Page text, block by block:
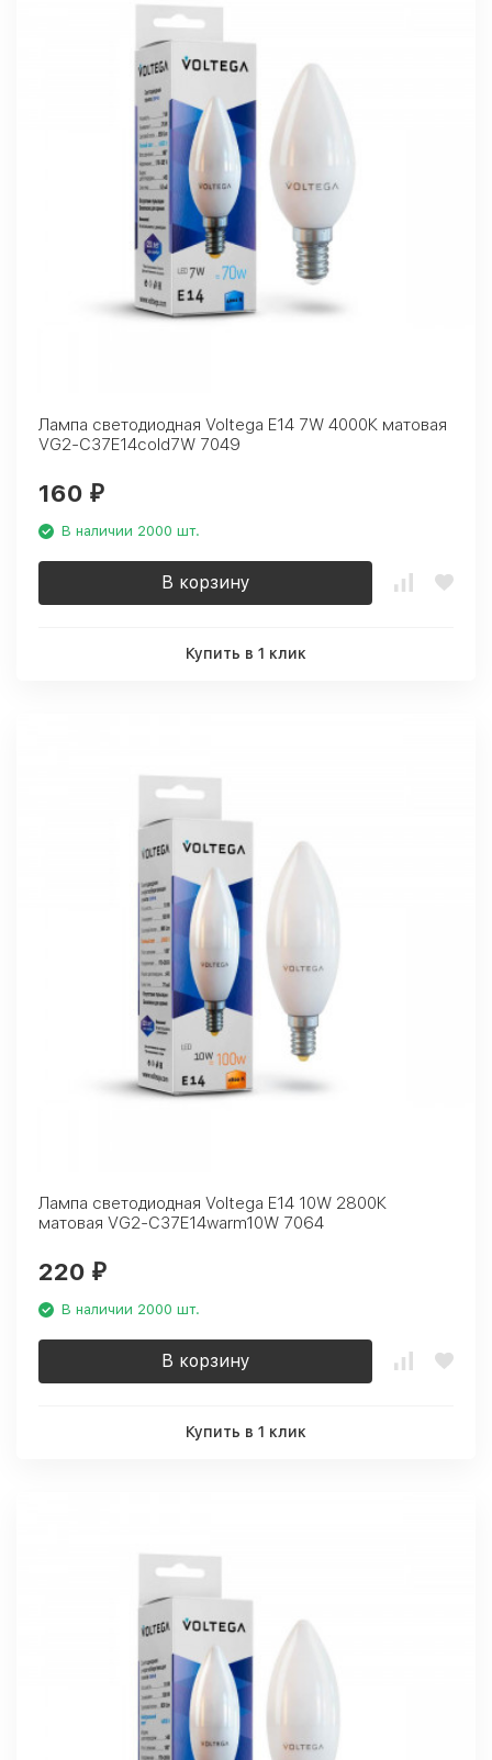
Лампа светодиодная Voltega E14 7W 4000К матовая
VG2-C37E14cold7W 7049
160 ₽
В наличии 2000 шт.
В корзину
Купить в 1 клик
Лампа светодиодная Voltega E14 10W 2800К
матовая VG2-C37E14warm10W 7064
220 ₽
В наличии 2000 шт.
В корзину
Купить в 1 клик